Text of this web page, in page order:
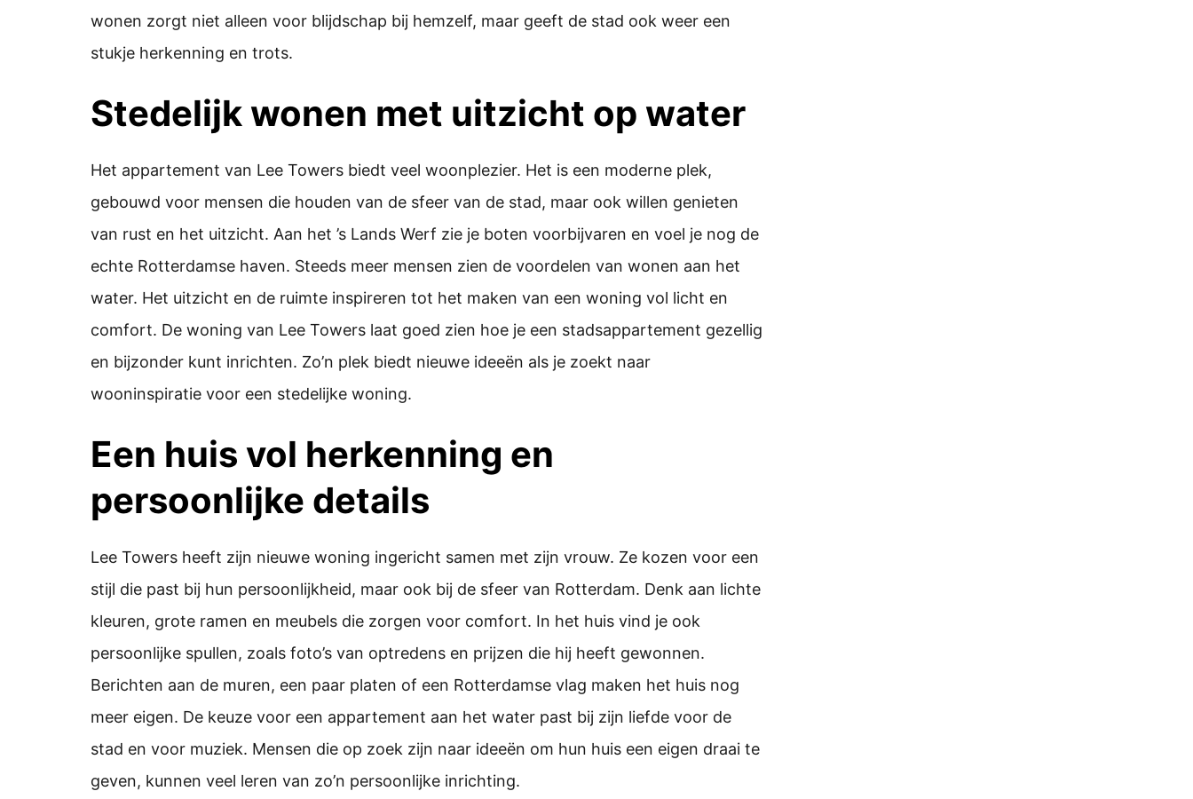
wonen zorgt niet alleen voor blijdschap bij hemzelf, maar geeft de stad ook weer een
stukje herkenning en trots.
Stedelijk wonen met uitzicht op water
Het appartement van Lee Towers biedt veel woonplezier. Het is een moderne plek,
gebouwd voor mensen die houden van de sfeer van de stad, maar ook willen genieten
van rust en het uitzicht. Aan het ’s Lands Werf zie je boten voorbijvaren en voel je nog de
echte Rotterdamse haven. Steeds meer mensen zien de voordelen van wonen aan het
water. Het uitzicht en de ruimte inspireren tot het maken van een woning vol licht en
comfort. De woning van Lee Towers laat goed zien hoe je een stadsappartement gezellig
en bijzonder kunt inrichten. Zo’n plek biedt nieuwe ideeën als je zoekt naar
wooninspiratie voor een stedelijke woning.
Een huis vol herkenning en
persoonlijke details
Lee Towers heeft zijn nieuwe woning ingericht samen met zijn vrouw. Ze kozen voor een
stijl die past bij hun persoonlijkheid, maar ook bij de sfeer van Rotterdam. Denk aan lichte
kleuren, grote ramen en meubels die zorgen voor comfort. In het huis vind je ook
persoonlijke spullen, zoals foto’s van optredens en prijzen die hij heeft gewonnen.
Berichten aan de muren, een paar platen of een Rotterdamse vlag maken het huis nog
meer eigen. De keuze voor een appartement aan het water past bij zijn liefde voor de
stad en voor muziek. Mensen die op zoek zijn naar ideeën om hun huis een eigen draai te
geven, kunnen veel leren van zo’n persoonlijke inrichting.